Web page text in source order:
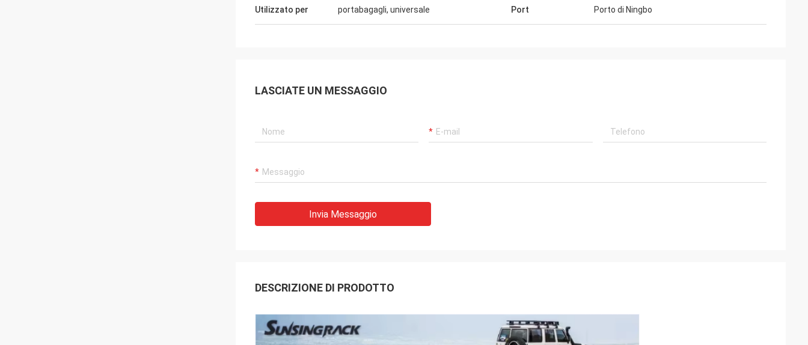
Utilizzato per portabagagli, universale Port Porto di Ningbo
LASCIATE UN MESSAGGIO
Invia Messaggio
DESCRIZIONE DI PRODOTTO